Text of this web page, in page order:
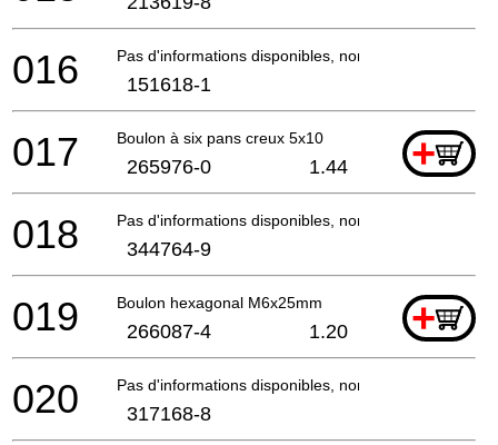
Pas d'informations disponibles, non commandable
016 151618-1
Boulon à six pans creux 5x10 +
017 265976-0 1.44
Pas d'informations disponibles, non commandable
018 344764-9
Boulon hexagonal M6x25mm +
019 266087-4 1.20
Pas d'informations disponibles, non commandable
020 317168-8